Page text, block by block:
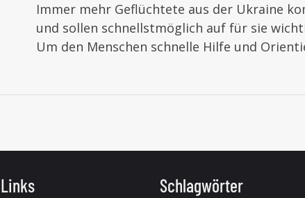
Immer mehr Geflüchtete aus der Ukraine
und sollen schnellstmöglich auf für sie
Um den Menschen schnelle Hilfe und
Schlagwörter